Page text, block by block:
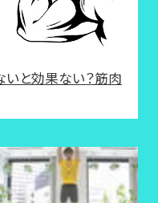
と効果ない？筋肉